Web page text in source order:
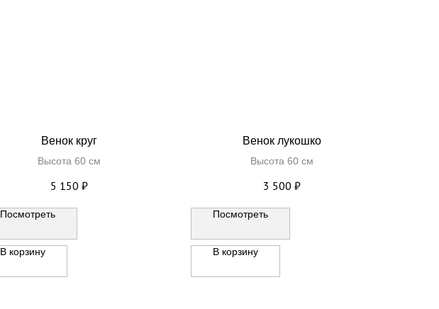
Венок круг
Высота 60 см
5 150 ₽
Посмотреть
В корзину
Венок лукошко
Высота 60 см
3 500 ₽
Посмотреть
В корзину